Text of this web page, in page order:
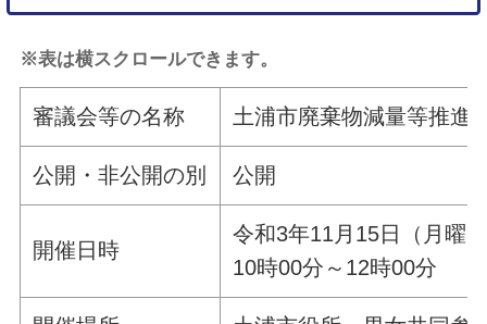
※表は横スクロールできます。
審議会等の名称 土浦市廃棄物減量等推進
公開・非公開の別 公開
開催日時
令和3年11月15日（月
10時00分～12時00分